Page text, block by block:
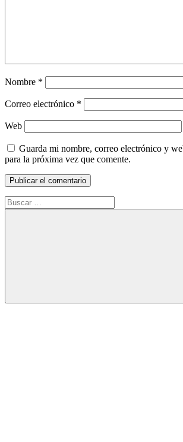
Nombre *
Correo electrónico *
Web
Guarda mi nombre, correo electrónico y
para la próxima vez que comente.
Buscar:
Buscar